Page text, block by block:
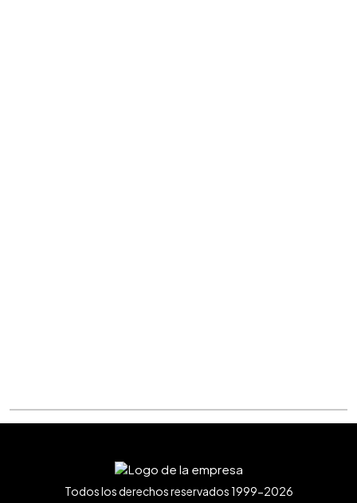
Todos los derechos reservados 1999-2026